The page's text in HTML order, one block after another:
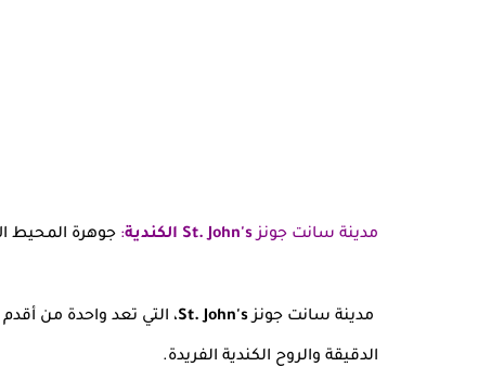
مدينة سانت جونزSt. John's الكندية : جوهرة المحيط
مدينة سانت جونزSt. John's، التي تعد واحدة من
الدقيقة والروح الكندية الفريدة.